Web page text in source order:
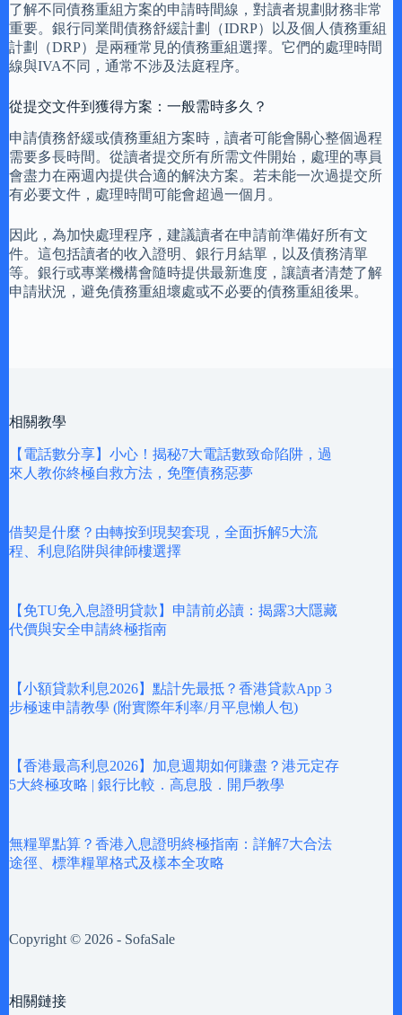
了解不同債務重組方案的申請時間線，對讀者規劃財務非常
重要。銀行同業間債務舒緩計劃（IDRP）以及個人債務重組
計劃（DRP）是兩種常見的債務重組選擇。它們的處理時間
線與IVA不同，通常不涉及法庭程序。
從提交文件到獲得方案：一般需時多久？
申請債務舒緩或債務重組方案時，讀者可能會關心整個過程
需要多長時間。從讀者提交所有所需文件開始，處理的專員
會盡力在兩週內提供合適的解決方案。若未能一次過提交所
有必要文件，處理時間可能會超過一個月。
因此，為加快處理程序，建議讀者在申請前準備好所有文
件。這包括讀者的收入證明、銀行月結單，以及債務清單
等。銀行或專業機構會隨時提供最新進度，讓讀者清楚了解
申請狀況，避免債務重組壞處或不必要的債務重組後果。
相關教學
【電話數分享】小心！揭秘7大電話數致命陷阱，過
來人教你終極自救方法，免墮債務惡夢
借契是什麼？由轉按到現契套現，全面拆解5大流
程、利息陷阱與律師樓選擇
【免TU免入息證明貸款】申請前必讀：揭露3大隱藏
代價與安全申請終極指南
【小額貸款利息2026】點計先最抵？香港貸款App 3
步極速申請教學 (附實際年利率/月平息懶人包)
【香港最高利息2026】加息週期如何賺盡？港元定存
5大終極攻略 | 銀行比較．高息股．開戶教學
無糧單點算？香港入息證明終極指南：詳解7大合法
途徑、標準糧單格式及樣本全攻略
Copyright © 2026 - SofaSale
相關鏈接